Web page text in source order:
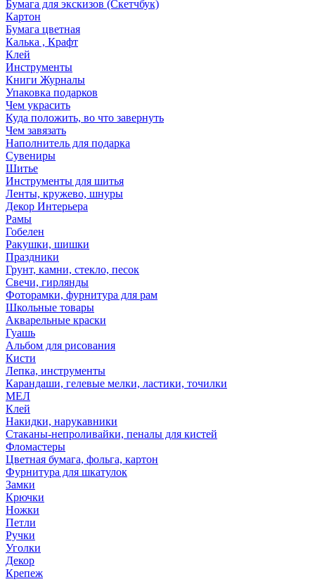
Бумага для экскизов (Скетчбук)
Картон
Бумага цветная
Калька , Крафт
Клей
Инструменты
Книги Журналы
Упаковка подарков
Чем украсить
Куда положить, во что завернуть
Чем завязать
Наполнитель для подарка
Сувениры
Шитье
Инструменты для шитья
Ленты, кружево, шнуры
Декор Интерьера
Рамы
Гобелен
Ракушки, шишки
Праздники
Грунт, камни, стекло, песок
Свечи, гирлянды
Фоторамки, фурнитура для рам
Школьные товары
Акварельные краски
Гуашь
Альбом для рисования
Кисти
Лепка, инструменты
Карандаши, гелевые мелки, ластики, точилки
МЕЛ
Клей
Накидки, нарукавники
Стаканы-непроливайки, пеналы для кистей
Фломастеры
Цветная бумага, фольга, картон
Фурнитура для шкатулок
Замки
Крючки
Ножки
Петли
Ручки
Уголки
Декор
Крепеж